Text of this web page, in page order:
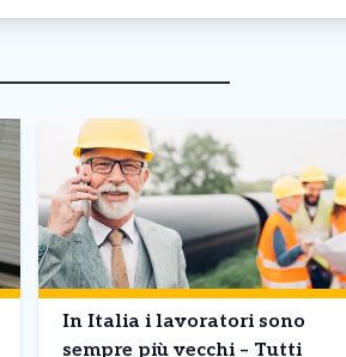
In Italia i lavoratori sono
sempre più vecchi – Tutti